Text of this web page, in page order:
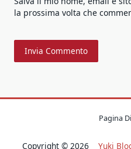
la prossima volta che
Pagina
Copyright © 2026 Yuki